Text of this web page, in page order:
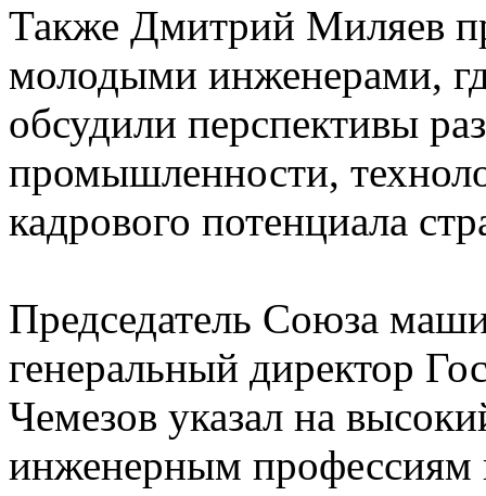
Также Дмитрий Миляев
молодыми инженерами,
обсудили перспективы
промышленности,
кадрового потенциала
Председатель Союза
генеральный директор
Чемезов указал на
инженерным